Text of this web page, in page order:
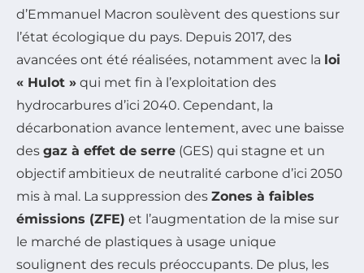
d’Emmanuel Macron soulèvent des questions sur
l’état écologique du pays. Depuis 2017, des
avancées ont été réalisées, notamment avec la loi
« Hulot » qui met fin à l’exploitation des
hydrocarbures d’ici 2040. Cependant, la
décarbonation avance lentement, avec une baisse
des gaz à effet de serre (GES) qui stagne et un
objectif ambitieux de neutralité carbone d’ici 2050
mis à mal. La suppression des Zones à faibles
émissions (ZFE) et l’augmentation de la mise sur
le marché de plastiques à usage unique
soulignent des reculs préoccupants. De plus, les